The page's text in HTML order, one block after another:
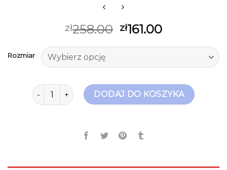
zł258.00 zł161.00
Rozmiar
ilość kapcie dla dzieciDODAJ DO KOSZYKA